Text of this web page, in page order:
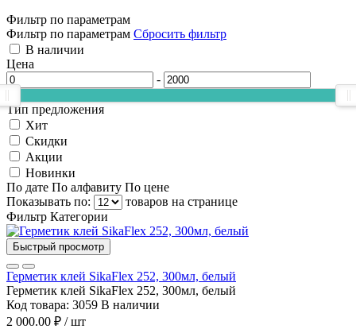
Фильтр по параметрам
Фильтр по параметрам Сбросить фильтр
В наличии
Цена
-
Тип предложения
Хит
Скидки
Акции
Новинки
По дате По алфавиту По цене
Показывать по:
товаров на странице
Фильтр Категории
Быстрый просмотр
Герметик клей SikaFlex 252, 300мл, белый
Герметик клей SikaFlex 252, 300мл, белый
Код товара: 3059 В наличии
2 000.00 ₽ / шт